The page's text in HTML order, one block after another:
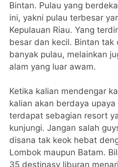
Bintan. Pulau yang
ini, yakni pulau terbesar
Kepulauan Riau. Yang
besar dan kecil. Bintan tak
banyak pulau, melainkan
alam yang luar awam.
Ketika kalian mendengar
kalian akan berdaya
terdapat sebagian resort
kunjungi. Jangan salah
disana tak keok hebat
Lombok maupun Batam.
35 destinasy liburan